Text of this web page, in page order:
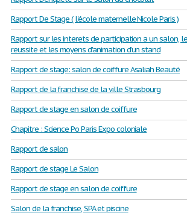
Rapport De Stage ( l'école maternelle Nicole Paris )
Rapport sur les interets de participation a un salon,
reussite et les moyens d'animation d'un stand
Rapport de stage: salon de coiffure Asaliah Beauté
Rapport de la franchise de la ville Strasbourg
Rapport de stage en salon de coiffure
Chapitre : Science Po Paris Expo coloniale
Rapport de salon
Rapport de stage Le Salon
Rapport de stage en salon de coiffure
Salon de la franchise, SPA et piscine